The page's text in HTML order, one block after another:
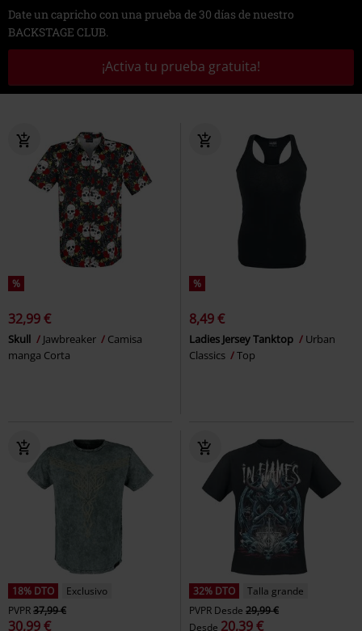
Date un capricho con una prueba de 30 días de nuestro
BACKSTAGE CLUB.
¡Activa tu prueba gratuita!
%
32,99 €
Skull Jawbreaker
Camisa
manga Corta
%
8,49 €
Ladies Jersey Tanktop
Urban
Classics
Top
18% DTO
Exclusivo
PVPR37,99 €
30,99 €
32% DTO
Talla grande
PVPR Desde 29,99 €
Desde 20,39 €